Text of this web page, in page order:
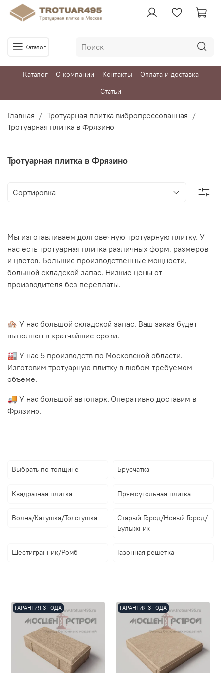
Каталог
Каталог О компании Контакты
Оплата и доставка
Статьи
Главная
Тротуарная плитка вибропрессованная
Тротуарная плитка в Фрязино
Тротуарная плитка в Фрязино
Мы изготавливаем долговечную тротуарную плитку. У
нас есть тротуарная плитка различных форм, размеров
и цветов. Большие производственные мощности,
большой складской запас. Низкие цены от
производителя без переплаты.
🏘 У нас большой складской запас. Ваш заказ будет
выполнен в кратчайшие сроки.
🏭 У нас 5 производств по Московской области.
Изготовим тротуарную плитку в любом требуемом
объеме.
🚚 У нас большой автопарк. Оперативно доставим в
Фрязино.
Выбрать по толщине Брусчатка
Квадратная плитка Прямоугольная плитка
Волна/Катушка/Толстушка
Старый Город/Новый Город/
Булыжник
Шестигранник/Ромб Газонная решетка
ГАРАНТИЯ 3 ГОДА ГАРАНТИЯ 3 ГОДА